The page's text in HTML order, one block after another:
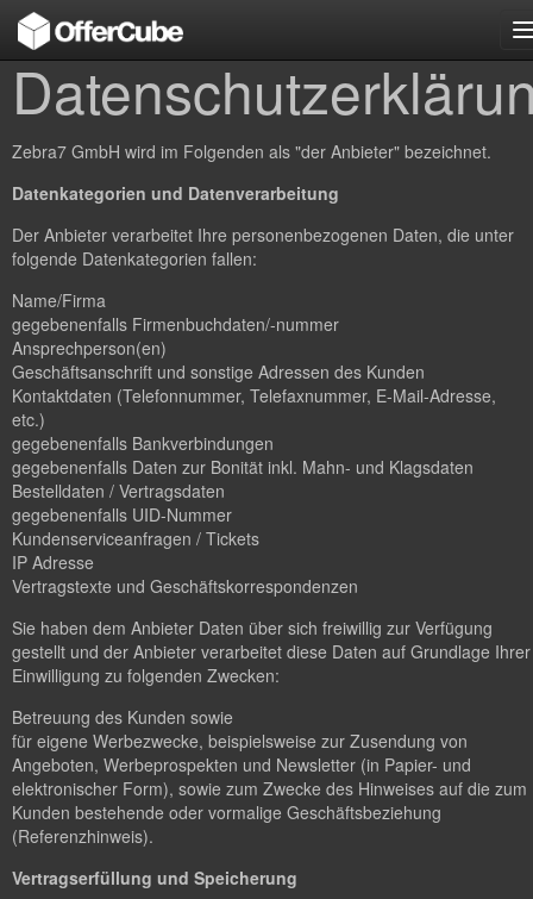
Zebra7 GmbH wird im Folgenden als "der Anbieter" bezeichnet.
Datenkategorien und Datenverarbeitung
Der Anbieter verarbeitet Ihre personenbezogenen Daten, die unter
folgende Datenkategorien fallen:
Name/Firma
gegebenenfalls Firmenbuchdaten/-nummer
Ansprechperson(en)
Geschäftsanschrift und sonstige Adressen des Kunden
Kontaktdaten (Telefonnummer, Telefaxnummer, E-Mail-Adresse,
etc.)
gegebenenfalls Bankverbindungen
gegebenenfalls Daten zur Bonität inkl. Mahn- und Klagsdaten
Bestelldaten / Vertragsdaten
gegebenenfalls UID-Nummer
Kundenserviceanfragen / Tickets
IP Adresse
Vertragstexte und Geschäftskorrespondenzen
Sie haben dem Anbieter Daten über sich freiwillig zur Verfügung
gestellt und der Anbieter verarbeitet diese Daten auf Grundlage Ihrer
Einwilligung zu folgenden Zwecken:
Betreuung des Kunden sowie
für eigene Werbezwecke, beispielsweise zur Zusendung von
Angeboten, Werbeprospekten und Newsletter (in Papier- und
elektronischer Form), sowie zum Zwecke des Hinweises auf die zum
Kunden bestehende oder vormalige Geschäftsbeziehung
(Referenzhinweis).
Vertragserfüllung und Speicherung